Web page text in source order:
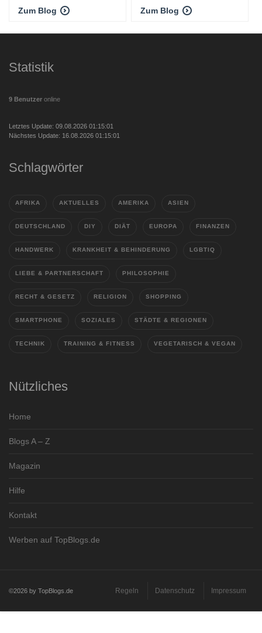
Zum Blog Zum Blog
Statistik
9 Benutzer online
Letztes Update: 09.08.2026 01:15:01
Nächstes Update: 16.08.2026 01:15:01
Schlagwörter
AFRIKA AKTUELLES AMERIKA ASIEN
DEUTSCHLAND DIY DIÄT EUROPA FINANZEN
HANDWERK KRANKHEIT & BEHINDERUNG LGBTIQ
LIEBE & PARTNERSCHAFT PHILOSOPHIE
RECHT & GESETZ RELIGION SHOPPING
SMARTPHONE SOZIALES STÄDTE & REGIONEN
TECHNIK TRAINING & FITNESS VEGETARISCH & VEGAN
Nützliches
Home
Blogs A – Z
Magazin
Hilfe
Kontakt
Werben auf TopBlogs.de
©2026 by TopBlogs.de Regeln Datenschutz Impressum